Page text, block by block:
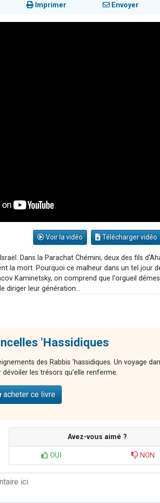
Imprimer Envoyer
Voir la vidéo Télécharger vidéo
Dans la Parachat Chémini, deux des fils
la mort. Pourquoi ce malheur dans un tel jour
Kaminetsky, on comprend que l'orgueil
diriger leur génération...
'Hassidiques
des Rabbis 'hassidiques. Un voyage
dévoiler les trésors qu’elle renferme.
acheter ce livre
Avez-vous aimé ?
OUI NON